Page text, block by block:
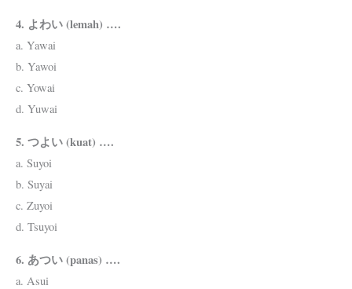
4. よわい (lemah) ….
a. Yawai
b. Yawoi
c. Yowai
d. Yuwai
5. つよい (kuat) ….
a. Suyoi
b. Suyai
c. Zuyoi
d. Tsuyoi
6. あつい (panas) ….
a. Asui